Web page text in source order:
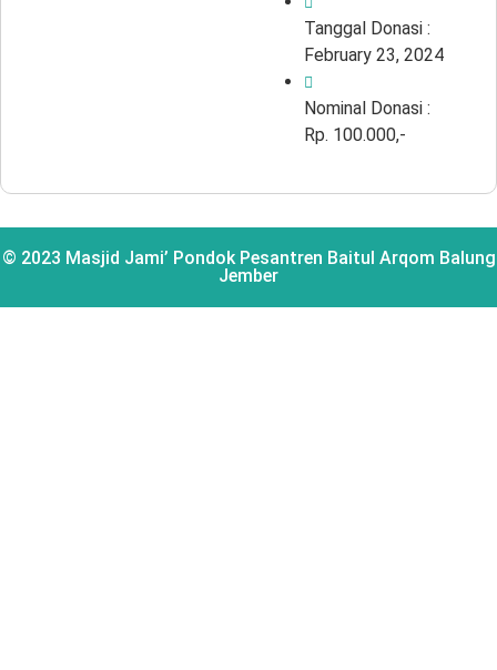
Tanggal Donasi :
February 23, 2024
Nominal Donasi :
Rp. 100.000,-
© 2023 Masjid Jami’ Pondok Pesantren Baitul Arqom Balung
Jember